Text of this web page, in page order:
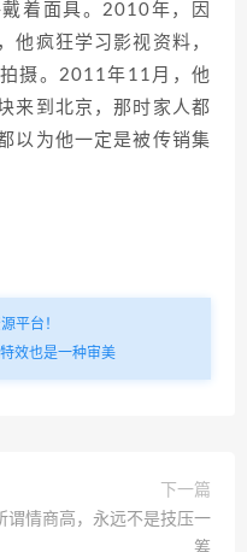
着面具。2010年，因
他疯狂学习影视资料，
摄。2011年11月，他
来到北京，那时家人都
以为他一定是被传销集
平台！
效也是一种审美
下一篇
谓情商高，永远不是技压一
筹